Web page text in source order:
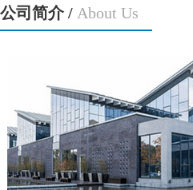
公司简介 / About Us